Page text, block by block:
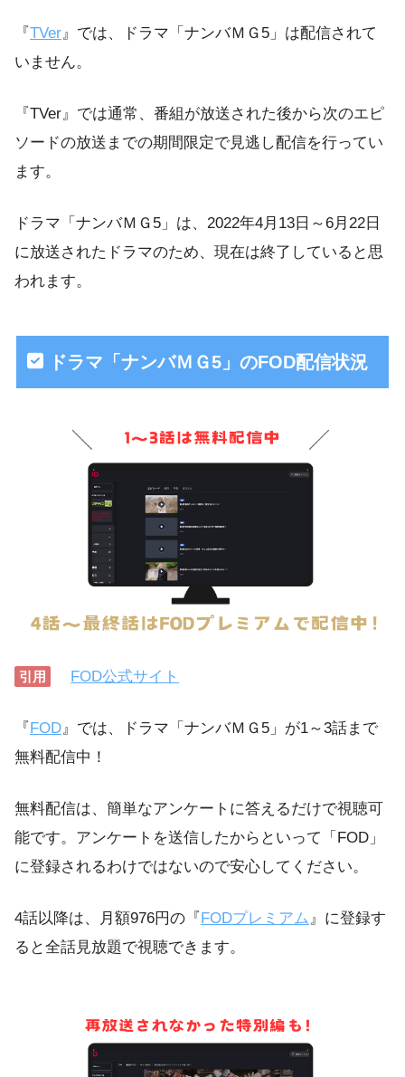
『TVer 』では、ドラマ「ナンバＭＧ5」は配信されて
いません。
『TVer』では通常、番組が放送された後から次のエピ
ソードの放送までの期間限定で見逃し配信を行ってい
ます。
ドラマ「ナンバＭＧ5」は、2022年4月13日～6月22日
に放送されたドラマのため、現在は終了していると思
われます。
ドラマ「ナンバＭＧ5」のFOD配信状況
引用 FOD公式サイト
『FOD』では、ドラマ「ナンバＭＧ5」が1～3話まで
無料配信中！
無料配信は、簡単なアンケートに答えるだけで視聴可
能です。アンケートを送信したからといって「FOD」
に登録されるわけではないので安心してください。
4話以降は、月額976円の『 FODプレミアム』に登録す
ると全話見放題で視聴できます。